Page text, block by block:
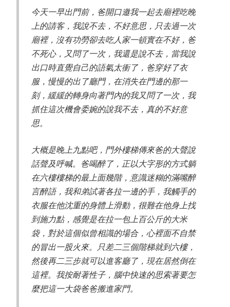
今天一早出門前，爸開口邀我一起去廟裡吃晚
上的請客，我說不去，不好意思，只去過一次
廟裡，沒有功勞卻去吃人家一頓實在不好，爸
不死心，又問了一次，我還是說不去，當我說
出口時直覺自己的語氣太衝了，爸穿好了衣
服，慢慢的出了廳門，在消失在門邊的那一
刻，緩緩的轉身向著門內的我又問了一次，我
抓住這次機會委婉的說我不去，真的不好意
思。
大概是晚上九點吧，門外樓梯傳來爸的大聲說
話聲及呼喊。爸喝醉了，正以大字形的方式躺
在六樓樓梯的最上面幾階，意識迷糊的滿嘴醉
言醉語，我和弟試著各拉一邊的手，我觸手的
衣服在他沈重的身體上滑動，很難在他身上找
到施力點，感覺是在拉一包上百公斤的大米
袋，對於這個似曾相識的場合，心裡面不自禁
的冒出一股火來。只差二三個階梯就到六樓，
然後再二三步就可以進客廳了，現在居然倒在
這裡。我按耐著性子，腦中快速的思索著要怎
麼把這一大袋爸爸搬進家門。